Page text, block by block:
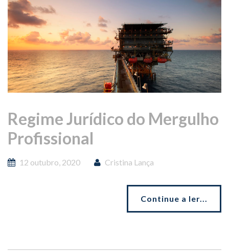
Regime Jurídico do Mergulho
Profissional
12 outubro, 2020 Cristina Lança
Continue a ler...